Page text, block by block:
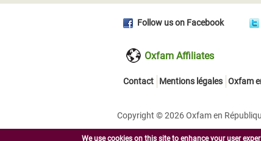
Follow us on Facebook
Oxfam Affiliates
Contact Mentions légales Oxfam
Copyright © 2026 Oxfam en
We use cookies on this site to enhance your user